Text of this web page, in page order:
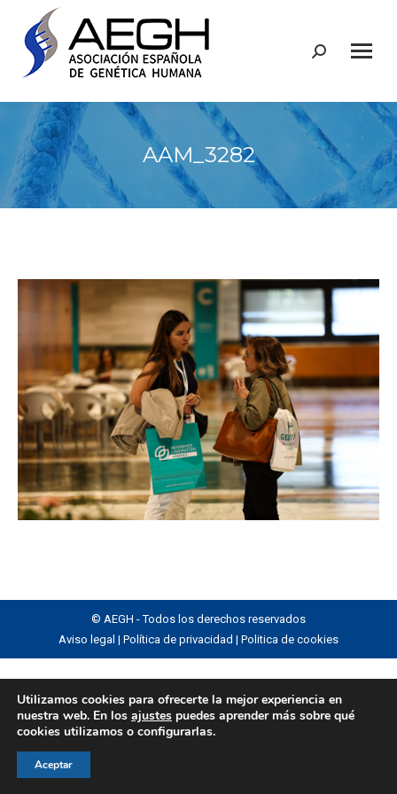
Buscar:
AAM_3282
© AEGH - Todos los derechos reservados
Aviso legal | Política de privacidad | Politica de cookies
Utilizamos cookies para ofrecerte la mejor experiencia en
nuestra web. En los ajustes puedes aprender más sobre qué
cookies utilizamos o configurarlas.
Aceptar